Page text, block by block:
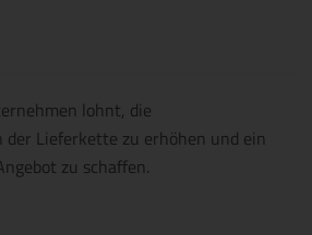
lohnt, die
Lieferkette zu erhöhen und ein
zu schaffen.